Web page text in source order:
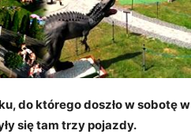
do którego doszło w sobotę w
się tam trzy pojazdy.